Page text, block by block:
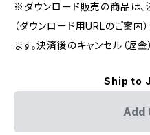
※ダウンロード販売の商品は
（ダウンロード用URLのご案
ます。決済後のキャンセル（返
Ship to
Add